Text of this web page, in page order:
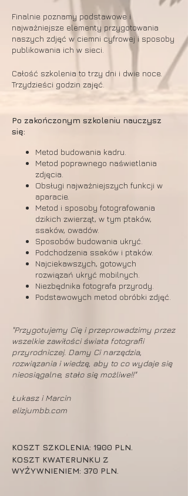
Finalnie poznamy podstawowe i
najważniejsze elementy przygotowania
naszych zdjęć w ciemni cyfrowej i sposoby
publikowania ich w sieci.
Całość szkolenia to trzy dni i dwie noce.
Trzydzieści godzin zajęć.
Po zakończonym szkoleniu nauczysz
się:
Metod budowania kadru.
Metod poprawnego naświetlania
zdjęcia.
Obsługi najważniejszych funkcji w
aparacie.
Metod i sposoby fotografowania
dzikich zwierząt, w tym ptaków,
ssaków, owadów.
Sposobów budowania ukryć.
Podchodzenia ssaków i ptaków.
Najciekawszych, gotowych
rozwiązań ukryć mobilnych.
Niezbędnika fotografa przyrody.
Podstawowych metod obróbki zdjęć.
"Przygotujemy Cię i przeprowadzimy przez
wszelkie zawiłości świata fotografii
przyrodniczej. Damy Ci narzędzia,
rozwiązania i wiedzę, aby to co wydaje się
nieosiągalne, stało się możliwe!!"
Łukasz i Marcin
elizjumbb.com
KOSZT SZKOLENIA: 1900 PLN.
KOSZT KWATERUNKU Z
WYŻYWNIENIEM: 370 PLN.